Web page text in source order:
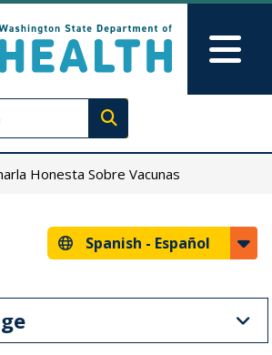
Execute search
Honesta Sobre Vacunas
Spanish - Español